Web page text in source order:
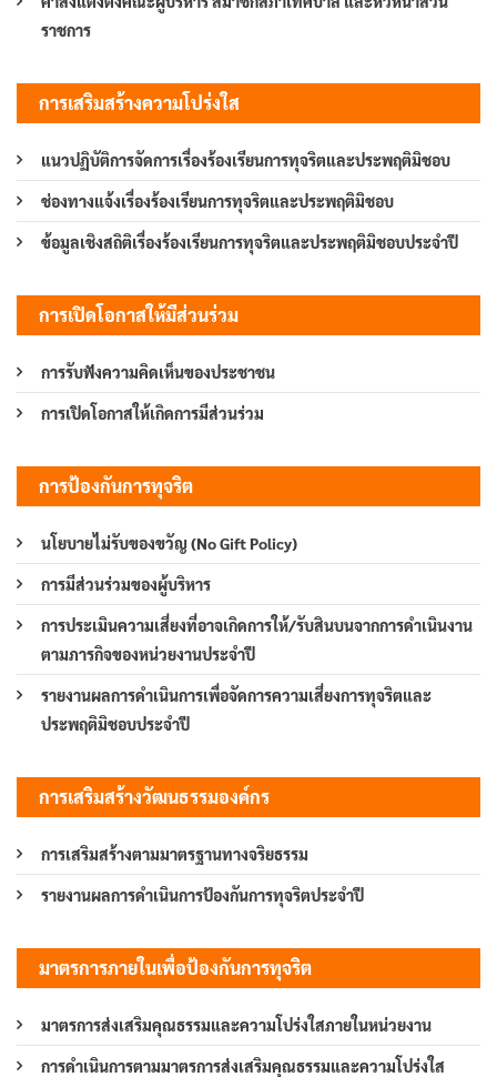
ราชการ
การเสริมสร้างความโปร่งใส
แนวปฏิบัติการจัดการเรื่องร้องเรียนการทุจริตและประพฤติมิชอบ
ช่องทางแจ้งเรื่องร้องเรียนการทุจริตและประพฤติมิชอบ
ข้อมูลเชิงสถิติเรื่องร้องเรียนการทุจริตและประพฤติมิชอบประจำปี
การเปิดโอกาสให้มีส่วนร่วม
การรับฟังความคิดเห็นของประชาชน
การเปิดโอกาสให้เกิดการมีส่วนร่วม
การป้องกันการทุจริต
นโยบายไม่รับของขวัญ (No Gift Policy)
การมีส่วนร่วมของผู้บริหาร
การประเมินความเสี่ยงที่อาจเกิดการให้/รับสินบนจากการดำเนินงาน
ตามภารกิจของหน่วยงานประจำปี
รายงานผลการดำเนินการเพื่อจัดการความเสี่ยงการทุจริตและ
ประพฤติมิชอบประจำปี
การเสริมสร้างวัฒนธรรมองค์กร
การเสริมสร้างตามมาตรฐานทางจริยธรรม
รายงานผลการดำเนินการป้องกันการทุจริตประจำปี
มาตรการภายในเพื่อป้องกันการทุจริต
มาตรการส่งเสริมคุณธรรมและความโปร่งใสภายในหน่วยงาน
การดำเนินการตามมาตรการส่งเสริมคุณธรรมและความโปร่งใส